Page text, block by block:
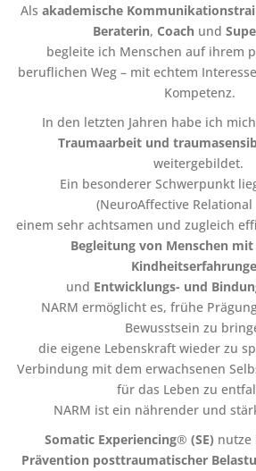
Als akademische
Beraterin, Coach und
begleite ich Menschen auf ihrem
beruflichen Weg – mit echtem
Kompetenz.
In den letzten Jahren habe ich
Traumaarbeit und
weitergebildet.
Ein besonderer Schwerpunkt
(NeuroAffective Relational
einem sehr achtsamen und zugleich
Begleitung von Menschen
und Entwicklungs- und
NARM ermöglicht es, frühe
Bewusstsein zu
die eigene Lebenskraft wieder zu
Verbindung mit dem erwachsenen
für das Leben zu
NARM ist ein nährender und
Somatic Experiencing® (SE) nutze
Prävention posttraumatischer